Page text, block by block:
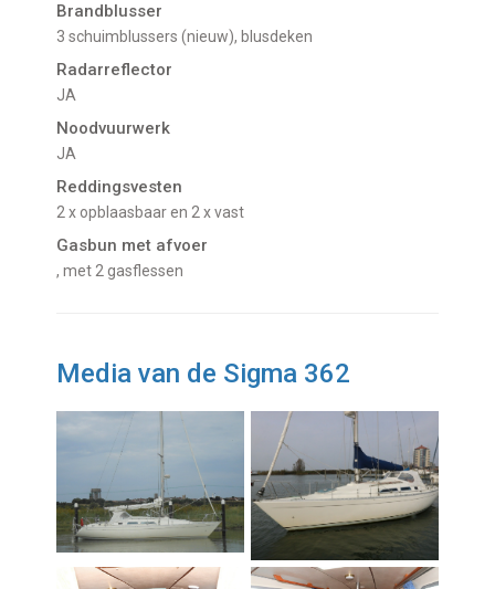
Brandblusser
3 schuimblussers (nieuw), blusdeken
Radarreflector
JA
Noodvuurwerk
JA
Reddingsvesten
2 x opblaasbaar en 2 x vast
Gasbun met afvoer
, met 2 gasflessen
Media van de Sigma 362